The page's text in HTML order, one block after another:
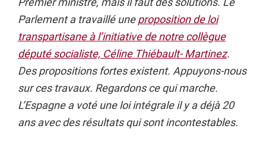
Parlement a travaillé uneproposition de loi
transpartisane à l’initiative de notre collègue
député socialiste, Céline Thiébault- Martinez.
Des propositions fortes existent. Appuyons-nous
sur ces travaux. Regardons ce qui marche.
L’Espagne a voté une loi intégrale il y a déjà 20
ans avec des résultats qui sont incontestables.